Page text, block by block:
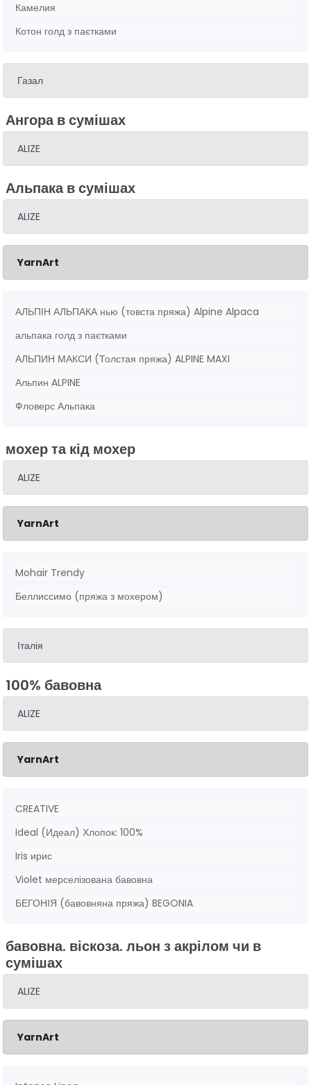
Камелия
Котон голд з паєтками
Газал
Ангора в сумішах
ALIZE
Альпака в сумішах
ALIZE
YarnArt
АЛЬПІН АЛЬПАКА нью (товста пряжа) Alpine Alpaca
альпака голд з паєтками
АЛЬПИН МАКСИ (Толстая пряжа) ALPINE MAXI
Альпин ALPINE
Фловерс Альпака
мохер та кід мохер
ALIZE
YarnArt
Mohair Trendy
Беллиссимо (пряжа з мохером)
Італія
100% бавовна
ALIZE
YarnArt
CREATIVE
Ideal (Идеал) Хлопок: 100%
Iris ирис
Violet мерселізована бавовна
БЕГОНІЯ (бавовняна пряжа) BEGONIA
бавовна. віскоза. льон з акрілом чи в
сумішах
ALIZE
YarnArt